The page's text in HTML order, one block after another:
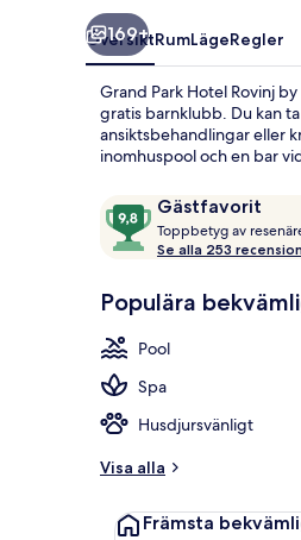
169+
ÖversiktRumLägeRegler
Grand Park Hotel Rovinj
gratis barnklubb. Du kan
ansiktsbehandlingar eller
inomhuspool och en bar
RecensionerGästfavorit
9,8
av
10,
Toppbetyg av
Se alla 253
Populära
Pool
Spa
Husdjursvänligt
Visa alla
Främsta